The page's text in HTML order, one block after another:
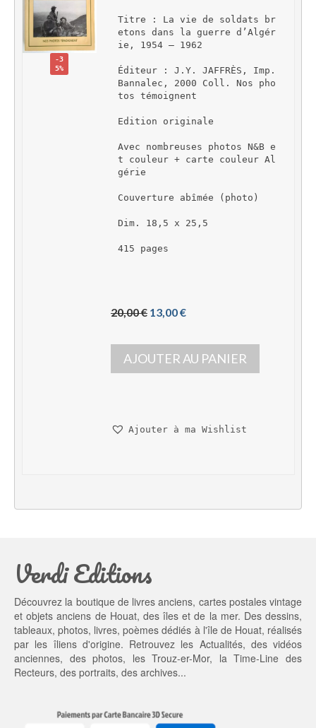
-3
5%
Titre : La vie de soldats br
etons dans la guerre d’Algér
ie, 1954 – 1962
Éditeur : J.Y. JAFFRÈS, Imp.
Bannalec, 2000 Coll. Nos pho
tos témoignent
Edition originale
Avec nombreuses photos N&B e
t couleur + carte couleur Al
gérie
Couverture abîmée (photo)
Dim. 18,5 x 25,5
415 pages
20,00 € L
p
r
i
i
é
t :
0,
0
0 €.
13,00 €L
p
r
i
t
s
AJOUTER AU PANIER
Ajouter à ma Wishlist
Verdi Editions
Découvrez la boutique de livres anciens, cartes postales vintage
et objets anciens de Houat, des îles et de la mer. Des dessins,
tableaux, photos, livres, poèmes dédiés à l'île de Houat, réalisés
par les îliens d'origine. Retrouvez les Actualités, des vidéos
anciennes, desphotos, lesTrouz-er-Mor, laTime-Line des
Recteurs, des portraits, des archives...